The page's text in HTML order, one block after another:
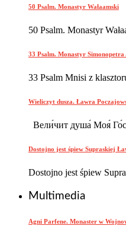
50 Psalm. Monastyr Wałaamski
50 Psalm. Monastyr
33 Psalm. Monastyr Simonopetra
33 Psalm Mnisi z
Wieliczyt dusza. Ławra
Вели́чит душа́ Моя́
Dostojno jest śpiew Supraskiej
Dostojno jest śpiew
Multimedia
Agni Parfene. Monaster w